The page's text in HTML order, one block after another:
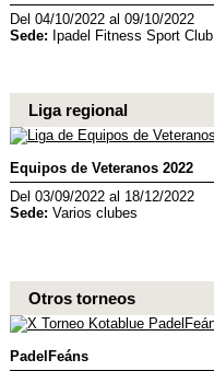
Del 04/10/2022 al 09/10/2022
Sede: Ipadel Fitness Sport Club
Liga regional
Equipos de Veteranos 2022
Del 03/09/2022 al 18/12/2022
Sede: Varios clubes
Otros torneos
PadelFeáns